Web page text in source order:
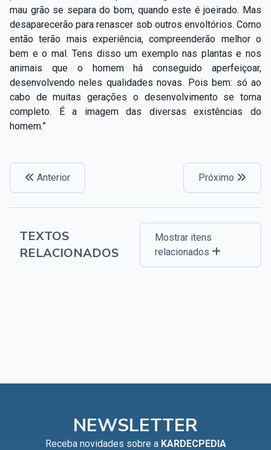
mau grão se separa do bom, quando este é joeirado. Mas
desaparecerão para renascer sob outros envoltórios. Como
então terão mais experiência, compreenderão melhor o
bem e o mal. Tens disso um exemplo nas plantas e nos
animais que o homem há conseguido aperfeiçoar,
desenvolvendo neles qualidades novas. Pois bem: só ao
cabo de muitas gerações o desenvolvimento se torna
completo. É a imagem das diversas existências do
homem.”
Anterior Próximo
TEXTOS
RELACIONADOS
Mostrar itens
relacionados
NEWSLETTER
Receba novidades sobre a KARDECPEDIA